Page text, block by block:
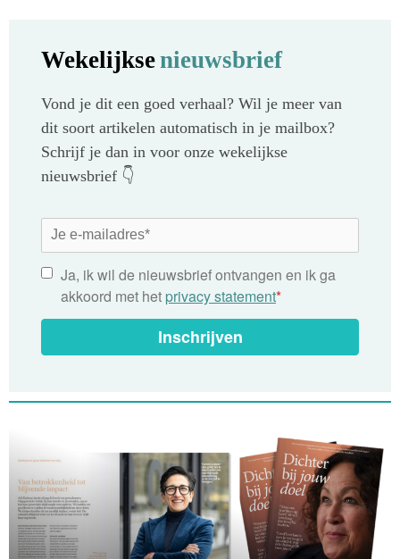
Wekelijksenieuwsbrief
Vond je dit een goed verhaal? Wil je meer van
dit soort artikelen automatisch in je mailbox?
Schrijf je dan in voor onze wekelijkse
nieuwsbrief 👇
Ja, ik wil de nieuwsbrief ontvangen en ik ga
akkoord met het privacy statement*
Inschrijven